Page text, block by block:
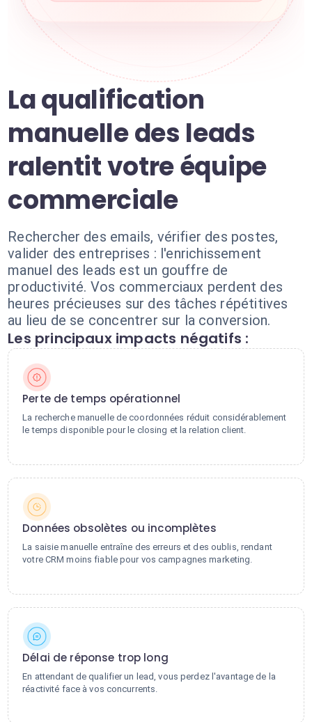
La qualification
manuelle des leads
ralentit votre équipe
commerciale
Rechercher des emails, vérifier des postes,
valider des entreprises : l'enrichissement
manuel des leads est un gouffre de
productivité. Vos commerciaux perdent des
heures précieuses sur des tâches répétitives
au lieu de se concentrer sur la conversion.
Les principaux impacts négatifs :
Perte de temps opérationnel
La recherche manuelle de coordonnées réduit considérablement
le temps disponible pour le closing et la relation client.
Données obsolètes ou incomplètes
La saisie manuelle entraîne des erreurs et des oublis, rendant
votre CRM moins fiable pour vos campagnes marketing.
Délai de réponse trop long
En attendant de qualifier un lead, vous perdez l'avantage de la
réactivité face à vos concurrents.